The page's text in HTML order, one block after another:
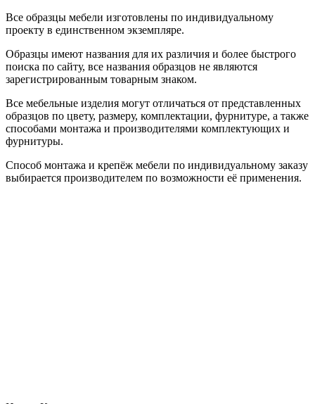
Все образцы мебели изготовлены по индивидуальному
проекту в единственном экземпляре.
Образцы имеют названия для их различия и более быстрого
поиска по сайту, все названия образцов не являются
зарегистрированным товарным знаком.
Все мебельные изделия могут отличаться от представленных
образцов по цвету, размеру, комплектации, фурнитуре, а также
способами монтажа и производителями комплектующих и
фурнитуры.
Способ монтажа и крепёж мебели по индивидуальному заказу
выбирается производителем по возможности её применения.